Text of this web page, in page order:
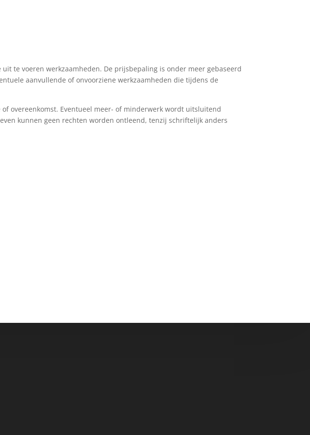
te voeren werkzaamheden. De prijsbepaling is onder meer gebaseerd
aanvullende of onvoorziene werkzaamheden die tijdens de
overeenkomst. Eventueel meer- of minderwerk wordt uitsluitend
kunnen geen rechten worden ontleend, tenzij schriftelijk anders